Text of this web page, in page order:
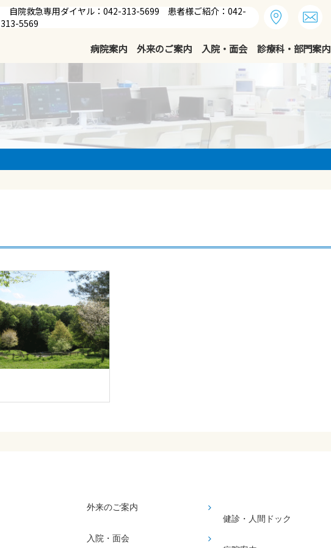
自院救急専用ダイヤル：042-313-5699 患者様ご紹介：042-
313-5569
病院案内 外来のご案内 入院・面会 診療科・部門案内
外来のご案内
入院・面会
健診・人間ドック